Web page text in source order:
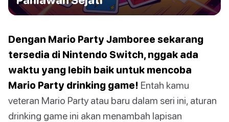
Dengan Mario Party Jamboree sekarang
tersedia di Nintendo Switch, nggak ada
waktu yang lebih baik untuk mencoba
Mario Party drinking game! Entah kamu
veteran Mario Party atau baru dalam seri ini, aturan
drinking game ini akan menambah lapisan